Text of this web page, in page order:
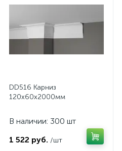
DD516 Карниз
120х60х2000мм
В наличии: 300 шт
1 522 руб. /шт